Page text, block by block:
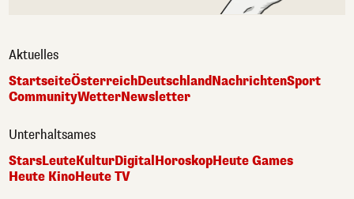
Aktuelles
StartseiteÖsterreichDeutschlandNachrichtenSport
CommunityWetterNewsletter
Unterhaltsames
StarsLeuteKulturDigital HoroskopHeute Games
Heute KinoHeute TV